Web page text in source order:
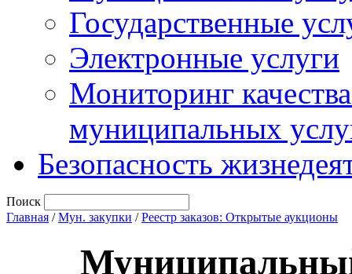
Государственные
Электронные услуги
Мониторинг
муниципальных
Безопасность
Поиск
Главная /Мун. закупки /Реестр заказов: Открытые аукционы